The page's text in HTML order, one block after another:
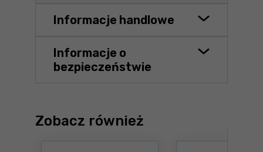
Informacje handlowe
Informacje o
bezpieczeństwie
Zobacz również